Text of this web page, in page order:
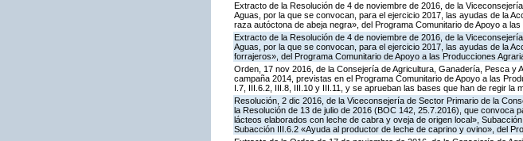
Extracto de la Resolución de 4 de noviembre de 2016, de la
Aguas, por la que se convocan, para el ejercicio 2017, las ayudas de la
raza autóctona de abeja negra», del Programa Comunitario de Apoyo a
Extracto de la Resolución de 4 de noviembre de 2016, de la
Aguas, por la que se convocan, para el ejercicio 2017, las ayudas de la
forrajeros», del Programa Comunitario de Apoyo a las Producciones
Orden, 17 nov 2016, de la Consejería de Agricultura, Ganadería, Pesca
campaña 2014, previstas en el Programa Comunitario de Apoyo a las
I.7, III.6.2, III.8, III.10 y III.11, y se aprueban las bases que han de regir la
Resolución, 2 dic 2016, de la Viceconsejería de Sector Primario de la
la Resolución de 13 de julio de 2016 (BOC 142, 25.7.2016), que convoca
lácteos elaborados con leche de cabra y oveja de origen local»,
Subacción III.6.2 «Ayuda al productor de leche de caprino y ovino», del